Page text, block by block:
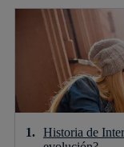
Historia de